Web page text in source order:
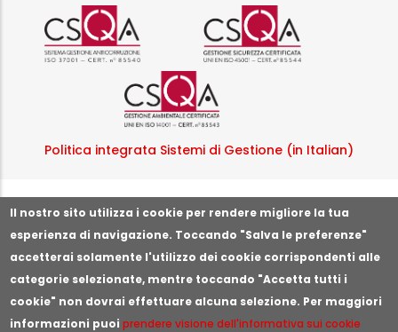
Il nostro sito utilizza i cookie per rendere migliore la tua
esperienza di navigazione. Toccando "Salva le preferenze"
accetterai solamente l'utilizzo dei cookie corrispondenti alle
categorie selezionate, mentre toccando "Accetta tutti i
cookie" non dovrai effettuare alcuna selezione. Per maggiori
informazioni puoiprendere visione dell'informativa sui cookie
Logo certificazione ISO 37001
Logo
Logo certificazione ISO
Politica integrata Sistemi di Gestione (in Italian)
Segnala illeciti o irregolarità